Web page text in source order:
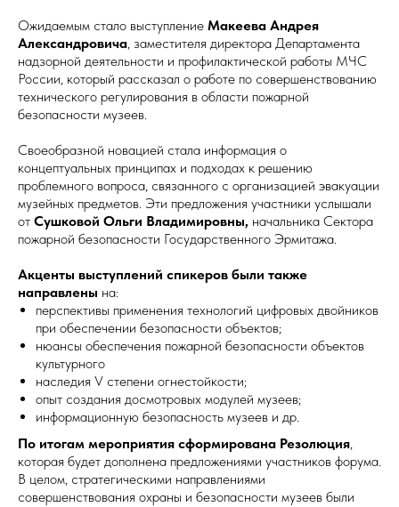
Ожидаемым стало выступление Макеева Андрея
Александровича, заместителя директора Департамента
надзорной деятельности и профилактической работы МЧС
России, который рассказал о работе по совершенствованию
технического регулирования в области пожарной
безопасности музеев.
Своеобразной новацией стала информация о
концептуальных принципах и подходах к решению
проблемного вопроса, связанного с организацией эвакуации
музейных предметов. Эти предложения участники услышали
от Сушковой Ольги Владимировны, начальника Сектора
пожарной безопасности Государственного Эрмитажа.
Акценты выступлений спикеров были также
направлены на:
перспективы применения технологий цифровых двойников
при обеспечении безопасности объектов;
нюансы обеспечения пожарной безопасности объектов
культурного
наследия V степени огнестойкости;
опыт создания досмотровых модулей музеев;
информационную безопасность музеев и др.
По итогам мероприятия сформирована Резолюция,
которая будет дополнена предложениями участников форума.
В целом, стратегическими направлениями
совершенствования охраны и безопасности музеев были